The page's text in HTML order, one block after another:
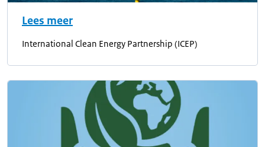
Lees meer
International Clean Energy Partnership (ICEP)